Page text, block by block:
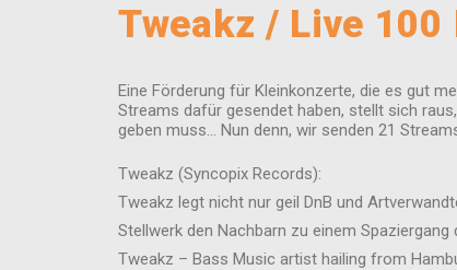
Tweakz / Live
Eine Förderung für Kleinkonzerte, die es gut
Streams dafür gesendet haben, stellt sich
geben muss… Nun denn, wir senden 21
Tweakz (Syncopix Records):
Tweakz legt nicht nur geil DnB und
Stellwerk den Nachbarn zu einem
Tweakz – Bass Music artist hailing from